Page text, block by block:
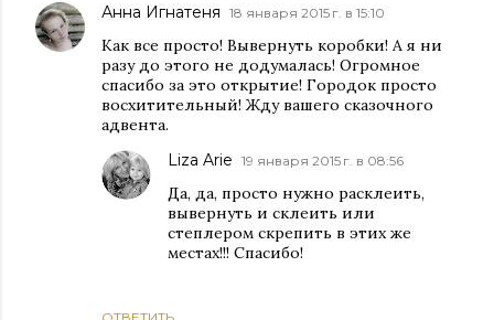
Анна Игнатеня 18 января 2015 г. в 15:10
Как все просто! Вывернуть коробки! А я ни
разу до этого не додумалась! Огромное
спасибо за это открытие! Городок просто
восхитительный! Жду вашего сказочного
адвента.
Liza Arie 19 января 2015 г. в 08:56
Да, да, просто нужно расклеить,
вывернуть и склеить или
степлером скрепить в этих же
местах!!! Спасибо!